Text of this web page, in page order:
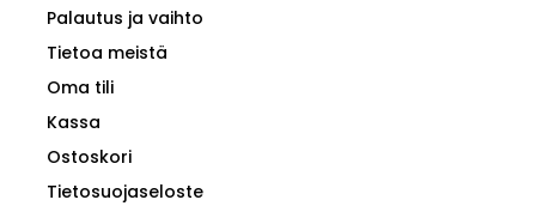
Palautus ja vaihto
Tietoa meistä
Oma tili
Kassa
Ostoskori
Tietosuojaseloste